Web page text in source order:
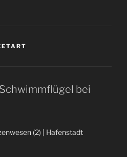
bei
(2) | Hafenstadt